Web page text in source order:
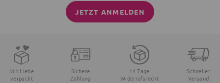
JETZT ANMELDEN
Mit Liebe
verpackt
Sichere
Zahlung
14 Tage
Widerrufsrecht
Schneller
Versand